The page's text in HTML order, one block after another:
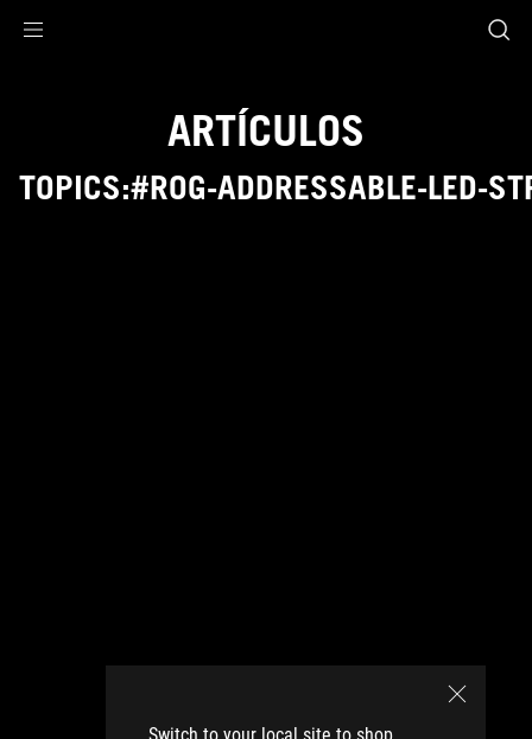
Switch to your local site to shop
ARTÍCULOS
TOPICS:#ROG-ADDRESSABLE-LED-